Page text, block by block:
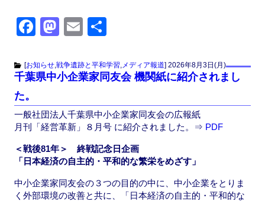
F
c
e
b
o
o
k
M
st
o
d
o
E
ail
[お知らせ,戦争遺跡と平和学習,メディア報道] 2026年8月3日(月)
千葉県中小企業家同友会 機関紙に紹介されまし
た。
一般社団法人千葉県中小企業家同友会の広報紙
月刊「経営革新」８月号 に紹介されました。
⇒ PDF
＜戦後81年＞ 終戦記念日企画
「日本経済の自主的・平和的な繁栄をめざす」
中小企業家同友会の３つの目的の中に、中小企業をとりま
く外部環境の改善と共に、「日本経済の自主的・平和的な